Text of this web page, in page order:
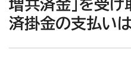
増共済金」を受け
済掛金の支払い